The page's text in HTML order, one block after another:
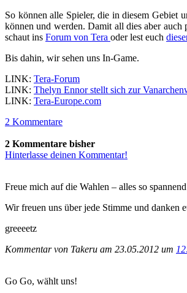
So können alle Spieler, die in diesem Gebiet
können und werden. Damit all dies aber
schaut ins Forum von Tera oder lest euch
Bis dahin, wir sehen uns In-Game.
LINK: Tera-Forum
LINK: Thelyn Ennor stellt sich zur
LINK: Tera-Europe.com
2 Kommentare
2 Kommentare bisher
Hinterlasse deinen Kommentar!
Freue mich auf die Wahlen – alles so
Wir freuen uns über jede Stimme und danken
greeeetz
Kommentar von Takeru am 23.05.2012 um
Go Go, wählt uns!